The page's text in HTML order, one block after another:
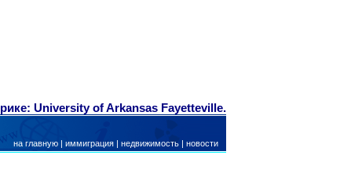
University of Arkansas Fayetteville.
на главную | иммиграция | недвижимость | новости